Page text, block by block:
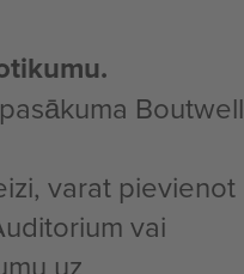
Boutwell
varat pievienot
vai
uz